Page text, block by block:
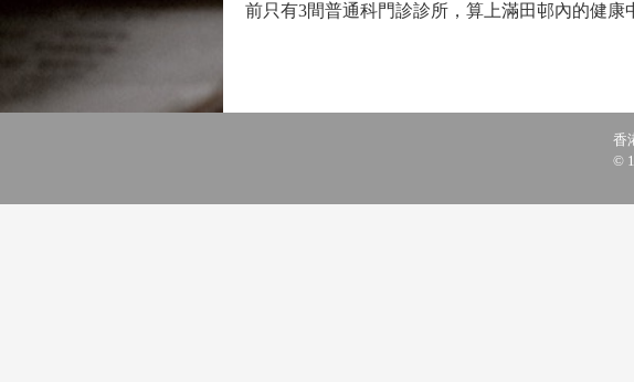
前只有3間普通科門診診所，算上滿田邨內的健康
香
©